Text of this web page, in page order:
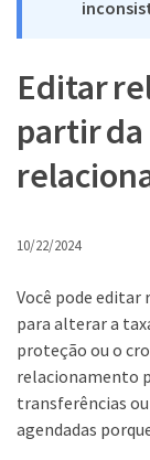
Editar
partir
10/22/2024
Você pode
para alterar a
proteção ou o
relacionamento
transferências
agendadas